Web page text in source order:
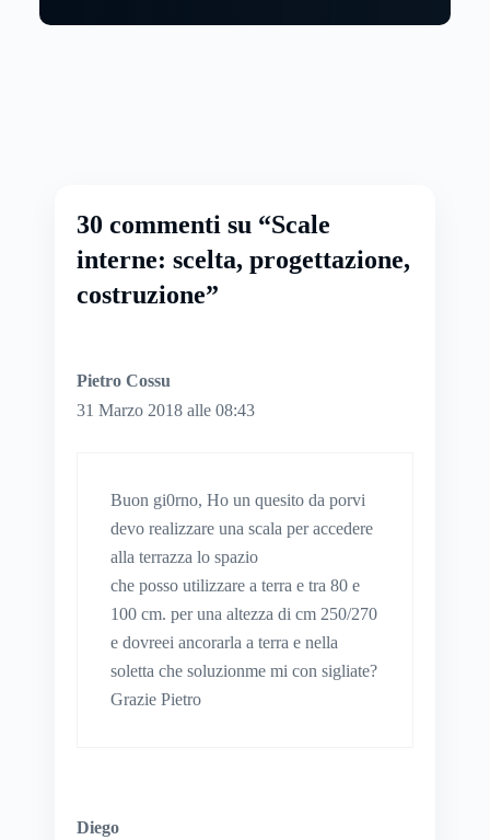
30 commenti su “Scale
interne: scelta, progettazione,
costruzione”
Pietro Cossu
31 Marzo 2018 alle 08:43
Buon gi0rno, Ho un quesito da porvi
devo realizzare una scala per accedere
alla terrazza lo spazio
che posso utilizzare a terra e tra 80 e
100 cm. per una altezza di cm 250/270
e dovreei ancorarla a terra e nella
soletta che soluzionme mi con sigliate?
Grazie Pietro
Diego